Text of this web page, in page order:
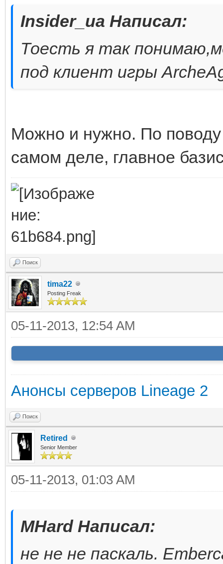
Insider_ua Написал:
Тоесть я так
под клиент игры
Можно и нужно. По
самом деле, главное
Поиск
tima22
Posting Freak
05-11-2013, 12:54 AM
Анонсы серверов Lineage 2
Поиск
Retired
Senior Member
05-11-2013, 01:03 AM
MHard Написал:
не не не паскаль.